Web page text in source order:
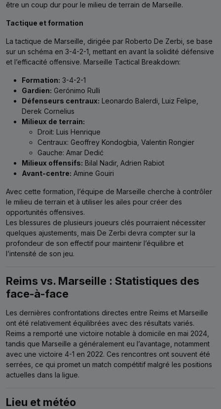
être un coup dur pour le milieu de terrain de Marseille.
Tactique et formation
La tactique de Marseille, dirigée par Roberto De Zerbi, se base
sur un schéma en 3-4-2-1, mettant en avant la solidité défensive
et l’efficacité offensive. Marseille Tactical Breakdown:
Formation: 3-4-2-1
Gardien: Gerónimo Rulli
Défenseurs centraux: Leonardo Balerdi, Luiz Felipe,
Derek Cornelius
Milieux de terrain:
Droit: Luis Henrique
Centraux: Geoffrey Kondogbia, Valentin Rongier
Gauche: Amar Dedić
Milieux offensifs: Bilal Nadir, Adrien Rabiot
Avant-centre: Amine Gouiri
Avec cette formation, l’équipe de Marseille cherche à contrôler
le milieu de terrain et à utiliser les ailes pour créer des
opportunités offensives.
Les blessures de plusieurs joueurs clés pourraient nécessiter
quelques ajustements, mais De Zerbi devra compter sur la
profondeur de son effectif pour maintenir l’équilibre et
l’intensité de son jeu.
Reims vs. Marseille : Statistiques des
face-à-face
Les dernières confrontations directes entre Reims et Marseille
ont été relativement équilibrées avec des résultats variés.
Reims a remporté une victoire notable à domicile en mai 2024,
tandis que Marseille a généralement eu l’avantage, notamment
avec une victoire 4-1 en 2022. Ces rencontres ont souvent été
serrées, ce qui promet un match compétitif malgré les positions
actuelles dans la ligue.
Lieu et météo